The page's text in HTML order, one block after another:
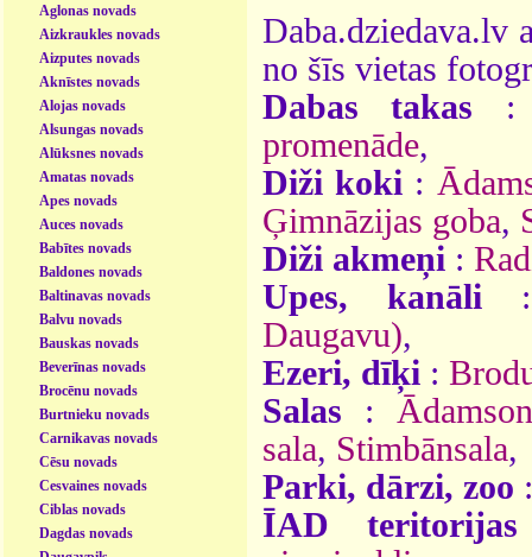
Aglonas novads
Aizkraukles novads
Aizputes novads
Aknīstes novads
Alojas novads
Alsungas novads
Alūksnes novads
Amatas novads
Apes novads
Auces novads
Babītes novads
Baldones novads
Baltinavas novads
Balvu novads
Bauskas novads
Beverīnas novads
Brocēnu novads
Burtnieku novads
Carnikavas novads
Cēsu novads
Cesvaines novads
Ciblas novads
Dagdas novads
Daba.dziedava.lv
no šīs vietas
Dabas takas
promenāde,
Diži koki :
Ģimnāzijas goba,
Diži akmeņi :
Upes, kanāli
Daugavu),
Ezeri, dīķi :
Salas :
sala, Stimbānsala,
Parki, dārzi, zoo
ĪAD teritorijas